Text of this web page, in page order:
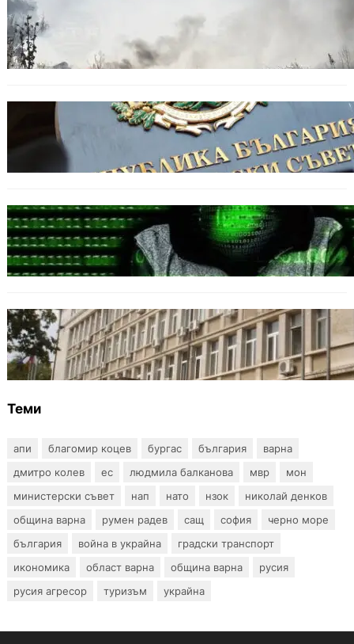
Пожарите в България не спират: 141
огнища за последното денонощие.
БЪЛГАРИЯ
Кабинетът прие нов статут за професиите в
спортната подготовка
БЪЛГАРИЯ
Разкриха дългогодишен пробив в
държавни информационни системи
ОБЩЕСТВО
Домашният арест на шофьора, обвинен за
смъртта на моторист, остава в сила
Теми
апи благомир коцев бургас българия
варна
дмитро колев
ес людмила балканова мвр
мон
министерски съвет
нап нато нзок
николай денков
община варна
румен радев сащ софия
черно море
българия
война в украйна
градски транспорт
икономика
област варна община варна
русия
русия агресор
туризъм украйна